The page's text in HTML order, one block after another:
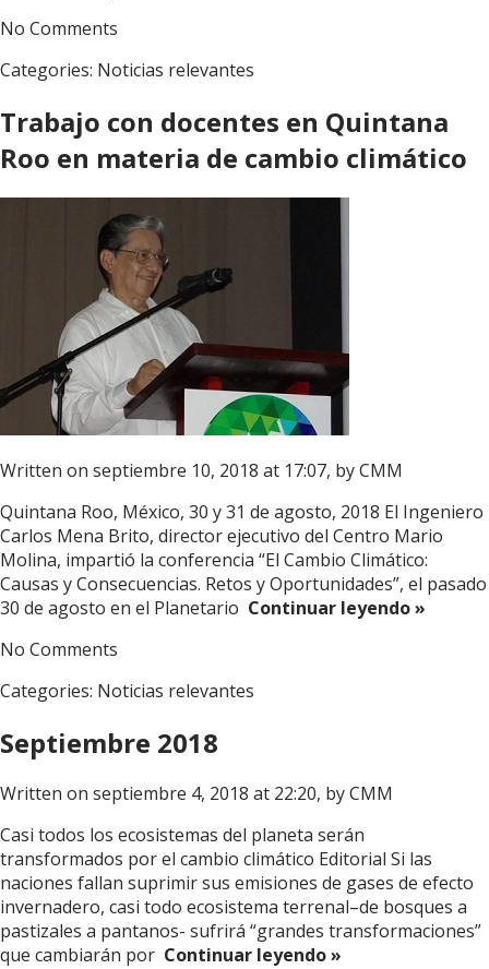
No Comments
Categories: Noticias relevantes
Trabajo con docentes en Quintana
Roo en materia de cambio climático
Written on septiembre 10, 2018 at 17:07, byCMM
Quintana Roo, México, 30 y 31 de agosto, 2018 El Ingeniero
Carlos Mena Brito, director ejecutivo del Centro Mario
Molina, impartió la conferencia “El Cambio Climático:
Causas y Consecuencias. Retos y Oportunidades”, el pasado
30 de agosto en el Planetario Continuar leyendo »
No Comments
Categories: Noticias relevantes
Septiembre 2018
Written on septiembre 4, 2018 at 22:20, byCMM
Casi todos los ecosistemas del planeta serán
transformados por el cambio climático Editorial Si las
naciones fallan suprimir sus emisiones de gases de efecto
invernadero, casi todo ecosistema terrenal–de bosques a
pastizales a pantanos- sufrirá “grandes transformaciones”
que cambiarán por Continuar leyendo »